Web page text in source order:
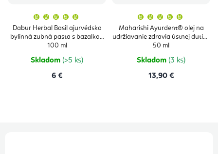
Dabur Herbal Basil ajurvédska
bylinná zubná pasta s bazalkou
100 ml
produktu
je
5,0
hviezdičiek.
Skladom (>5 ks)
6 €
Maharishi Ayurdent® olej na
udržiavanie zdravia ústnej dutiny
50 ml
produktu
je
5,0
Skladom (3 ks)
13,90 €